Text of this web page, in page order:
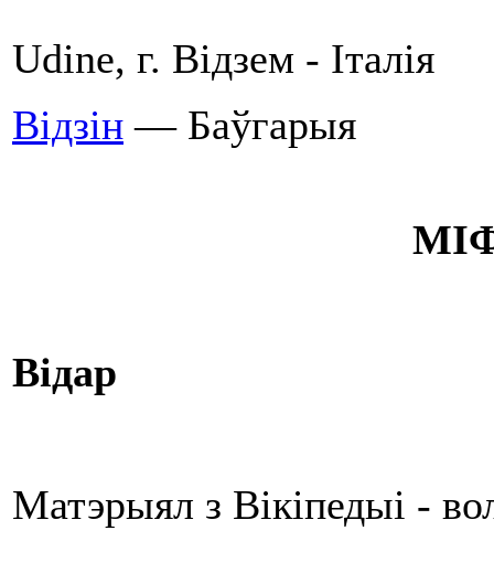
Udine, г. Відзем - Італія
Відзін — Баўгарыя
Відар
Матэрыял з Вікіпедыі -